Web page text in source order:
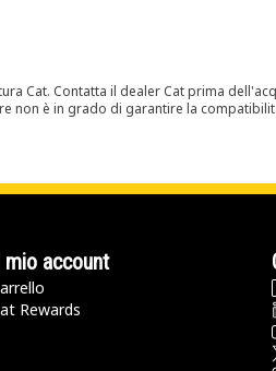
Cat. Contatta il dealer Cat prima
non è in grado di garantire la
mio account
Rewards